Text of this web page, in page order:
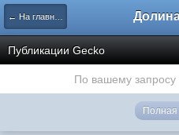
← На главную
Публикации Gecko
По вашему запросу
Полная